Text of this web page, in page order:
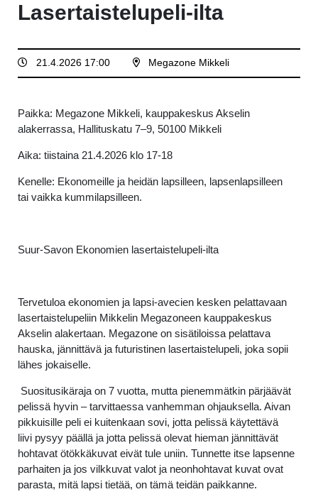
Lasertaistelupeli-ilta
21.4.2026 17:00 Megazone Mikkeli
Paikka: Megazone Mikkeli, kauppakeskus Akselin
alakerrassa, Hallituskatu 7–9, 50100 Mikkeli
Aika: tiistaina 21.4.2026 klo 17-18
Kenelle: Ekonomeille ja heidän lapsilleen, lapsenlapsilleen
tai vaikka kummilapsilleen.
Suur-Savon Ekonomien lasertaistelupeli-ilta
Tervetuloa ekonomien ja lapsi-avecien kesken pelattavaan
lasertaistelupeliin Mikkelin Megazoneen kauppakeskus
Akselin alakertaan. Megazone on sisätiloissa pelattava
hauska, jännittävä ja futuristinen lasertaistelupeli, joka sopii
lähes jokaiselle.
Suositusikäraja on 7 vuotta, mutta pienemmätkin pärjäävät
pelissä hyvin – tarvittaessa vanhemman ohjauksella. Aivan
pikkuisille peli ei kuitenkaan sovi, jotta pelissä käytettävä
liivi pysyy päällä ja jotta pelissä olevat hieman jännittävät
hohtavat ötökkäkuvat eivät tule uniin. Tunnette itse lapsenne
parhaiten ja jos vilkkuvat valot ja neonhohtavat kuvat ovat
parasta, mitä lapsi tietää, on tämä teidän paikkanne.